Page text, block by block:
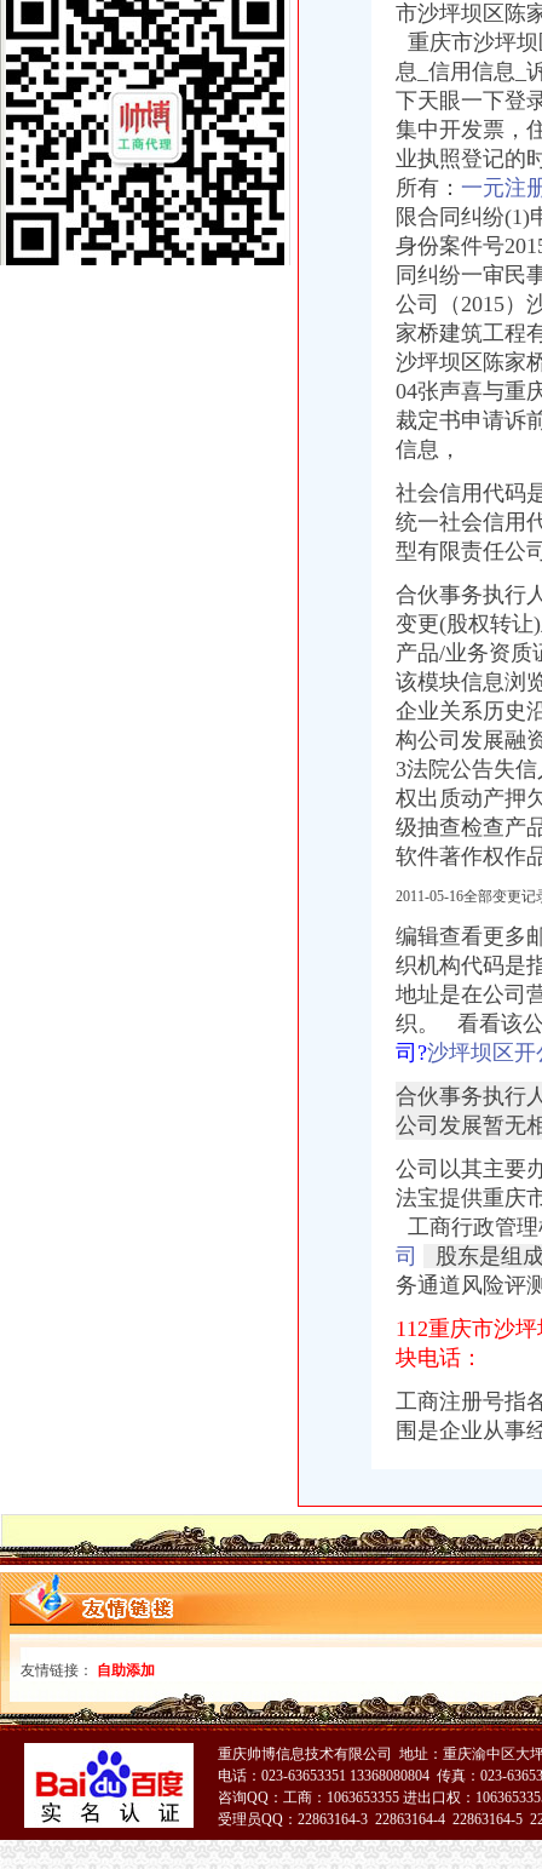
【重庆陈家桥香港公司注册|注册香港公司|香港公司注册查询】-重庆赶
重庆市沙坪坝区虎溪镇供销社有限公司陈家桥百货十五门市_【电话地
重庆沙坪坝大学城陈家桥代理记账,报税会计服务重庆记账报税今题网
重庆陈家桥学会计的机构_第1页_重庆会计培训学校_都市_西祠胡同
重庆恒茂实业开发有限公司陈家桥停车场_【信用信息_诉讼信息_财务
上海陈家桥附近出纳招聘|上海陈家桥附近出纳职位信息汇总|上海出纳
重庆理想液化石油气实业有限公司陈家桥门市部_【电话地址_招聘信息
广西柳州企业改制中的2亿元骗贷游戏_新浪新闻
中国邮政储蓄银行股份有限公司长兴县陈家桥营业所联系方式_信用报
柳州浙商遭遇冤案-新闻频道-和讯网
广西柳州再现惊天冤案_天涯杂谈_论坛_天涯社区
陈家桥会计培训班航华龙柏动物园附近会计上岗证培训-上海58同城
广西柳州2亿元骗贷案宣判公司两原高管获刑_新闻_腾讯网
宁乡县陈家桥新型环保建材厂-企业信用财务报告-企业库-智库
柳州浙商被抓遭遇冤案：方称骗贷2亿却2年不判_地方经济_新浪财经
广西柳州再发生迫害民企案_柳工（000528）股吧_东方财富网股吧
柳州浙商遭遇冤案www.eastmoney.com2012年11月14日_北部湾港（
柳州立宇公司2亿骗贷案：原代总经理辩称是替罪羊_资讯频道_凤凰网
沙坪坝区陈家桥院电脑操作系统分采购公告_中国招标网_重庆市招
【58同城】陈家桥法语同声译_同声翻译_陈家桥法语同声译员
邵市北塔区陈家桥乡万桥村干部自贩卖粮田-问政湖南-红网
广西2亿元大骗贷案一审宣判柳州立宇集团原高管获刑-搜狐滚动
有限公司陈家桥分公司_【信用信息_诉讼信息_财务信息_注册信息_
【陈家桥会计招聘网|陈家桥会计师招聘信息】-重庆58同城
重庆市沙坪坝区陈家桥建筑工程有限公司_【电话地址_招聘信息_注册
陈家桥工商代办|公司注册|代账报税【今日推荐网-重庆工商/税务/财务】
陈家桥公司注册_陈家桥注册公司_陈家桥代办注册公司_陈家桥代理公
沙坪坝区陈家桥会计培训机构【重庆璧山会计培训学校吧】_百度贴吧
大学城陈家桥工商代办|公司注册|代账报税【今日-重庆工商/税务/财务】
重庆渝实业有限公司陈家桥分公司_【信用信息_诉讼信息_财务信息_
重庆陈家桥会计继续教育培训机构|重庆陈家桥附近会计年检培训班_重
【58同城】重庆沙坪坝陈家桥工商注册_公司注册代理_代办注册公司价
长宁北新泾专业代理记账陈家桥工商注册申请一般纳税人-上海58同城
【重庆沙坪坝陈家桥财务/审计/税务招聘网|2018年重庆沙坪坝陈家桥财
【重庆明德财务咨询有限公司】重庆明德财务咨询有限公司电话,重庆
会计-沙坪坝区陈家桥院-企业招聘-重庆卫生人才网——重庆市
★沙坪坝陈家桥会计培训★ 【仁和会计】_南坪会计培训学校_新浪博
重庆市沙坪坝区虎溪供销社有限公司陈家桥副食品门市_【电话地址_招
中国人民财产保险股份有限公司重庆市沙坪坝支公司陈家桥营销服务部
【重庆陈家桥香港公司注册|注册香港公司|香港公司注册查询】-重庆赶
重庆陈家桥学会计的机构_第1页_重庆会计培训学校_都市_西祠胡同
重庆恒茂实业开发有限公司陈家桥停车场_【信用信息_诉讼信息_财务
上海陈家桥附近出纳招聘|上海陈家桥附近出纳职位信息汇总|上海出纳
重庆理想液化石油气实业有限公司陈家桥门市部_【电话地址_招聘信息
广西柳州企业改制中的2亿元骗贷游戏_新浪新闻
中国邮政储蓄银行股份有限公司长兴县陈家桥营业所联系方式_信用报
柳州浙商遭遇冤案-新闻频道-和讯网
广西柳州再现惊天冤案_天涯杂谈_论坛_天涯社区
柳州浙商遭遇冤案_经济论坛_论坛_天涯社区
陈家桥会计培训班航华龙柏动物园附近会计上岗证培训-上海58同城
【58同城】重庆财务会计_重庆财会_重庆评估
中国农业银行股份有限公司重庆沙坪坝陈家桥支行
广西柳州2亿元骗贷案宣判公司两原高管获刑_新闻_腾讯网
骗贷2亿元直接责任人获刑_网易新闻
市沙坪坝区陈
重庆市沙坪
息 _信用信息
下天眼一下登
集中开发票，
业执照登记的
所有： 一元注
限合同纠纷(1)
身份案件号
同纠纷一审民
公司（2015）
家桥建筑工程
沙坪坝区陈家
04张声喜与重
裁定书申请诉
信息，
社会信用代码
统一社会信用
型有限责任公
合伙事务执行
变更(股权转让
产品/业务资质
该模块信息浏
企业关系历史
构公司发展融
3法院公告失
权出质动产押
级抽查检查产
软件著作权作
2011-05-16全部变更
编辑查看更多
织机构代码是
地址是在公司
织。 看看该
司?沙坪坝区开
合伙事务执行
公司发展暂无
公司以其主要
法宝提供重庆
工商行政管
司
股东是组
务通道风险评
112重庆市沙
块电话：
工商注册号指
围是企业从事
友情链接： 自助添加
重庆帅博信息技术有限公司 地址：重庆渝中区大
电话：023-63653351 13368080804 传真：023-
咨询QQ：工商：1063653355 进出口权：
受理员QQ：22863164-3 22863164-4 22863164-5
51La